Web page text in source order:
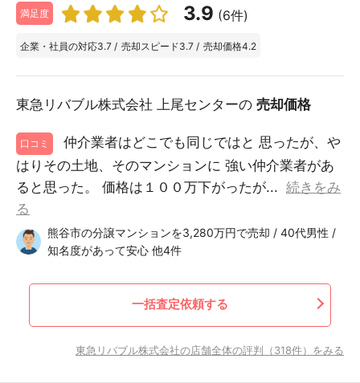
満足度 3.9 (6件)
企業・社員の対応3.7 / 売却スピード3.7 / 売却価格4.2
東急リバブル株式会社 上尾センターの 売却価格
口コミ
仲介業者はどこでも同じではと 思ったが、や
はりその土地、そのマンションに 強い仲介業者があ
ると思った。 価格は１００万下がったが... 続きをみ
る
熊谷市の分譲マンションを3,280万円で売却 / 40代男性 /
知名度があって安心 他4件
一括査定依頼する
東急リバブル株式会社の店舗全体の評判（318件）をみる